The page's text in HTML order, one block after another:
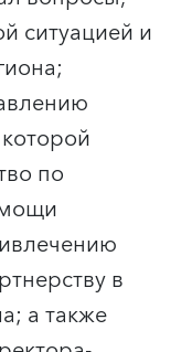
ситуацией и
по
в
а также